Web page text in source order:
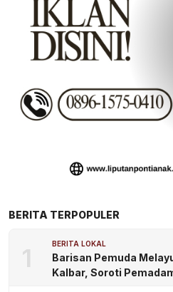
BERITA TERPOPULER
1 BERITA LOKAL
Barisan Pemuda
Kalbar, Soroti